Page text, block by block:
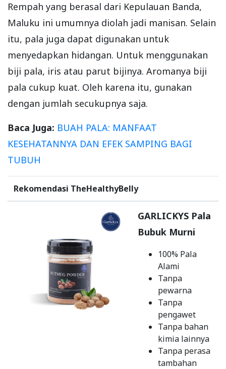
Rempah yang berasal dari Kepulauan Banda,
Maluku ini umumnya diolah jadi manisan. Selain
itu, pala juga dapat digunakan untuk
menyedapkan hidangan. Untuk menggunakan
biji pala, iris atau parut bijinya. Aromanya biji
pala cukup kuat. Oleh karena itu, gunakan
dengan jumlah secukupnya saja.
Baca Juga: BUAH PALA: MANFAAT
KESEHATANNYA DAN EFEK SAMPING BAGI
TUBUH
Rekomendasi TheHealthyBelly
GARLICKYS Pala
Bubuk Murni
100% Pala
Alami
Tanpa
pewarna
Tanpa
pengawet
Tanpa bahan
kimia lainnya
Tanpa perasa
tambahan